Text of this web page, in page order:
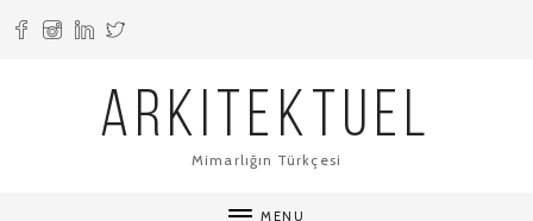
ARKITEKTUEL
Mimarlığın Türkçesi
MENU